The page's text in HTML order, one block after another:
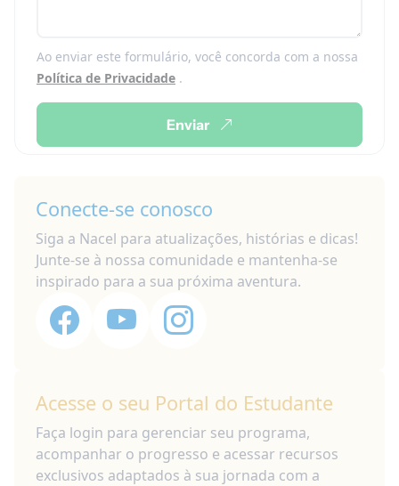
Ao enviar este formulário, você concorda com a nossa
Política de Privacidade .
Enviar
Conecte-se conosco
Siga a Nacel para atualizações, histórias e dicas!
Junte-se à nossa comunidade e mantenha-se
inspirado para a sua próxima aventura.
Acesse o seu Portal do Estudante
Faça login para gerenciar seu programa,
acompanhar o progresso e acessar recursos
exclusivos adaptados à sua jornada com a